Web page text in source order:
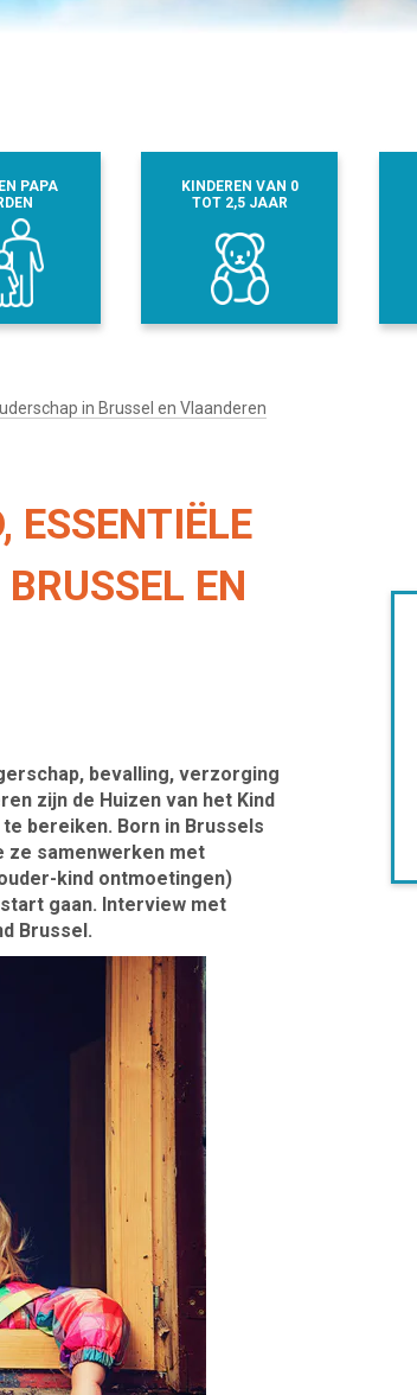
PAPA
KINDEREN VAN 0
TOT 2,5 JAAR
in Brussel en Vlaanderen
ESSENTIËLE
EN
bevalling, verzorging
zijn de Huizen van het Kind
bereiken. Born in Brussels
ze samenwerken met
kind ontmoetingen)
gaan. Interview met
Brussel.